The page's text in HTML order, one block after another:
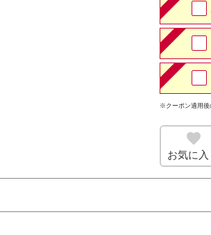
※クーポン適用後
お気に入